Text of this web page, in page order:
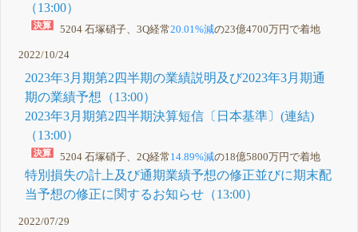
（13:00）
5204 石塚硝子、3Q経常20.01%減の23億4700万円で着地
2022/10/24
2023年3月期第2四半期の業績説明及び2023年3月期通
期の業績予想（13:00）
2023年3月期第2四半期決算短信〔日本基準〕(連結)
（13:00）
5204 石塚硝子、2Q経常14.89%減の18億5800万円で着地
特別損失の計上及び通期業績予想の修正並びに期末配
当予想の修正に関するお知らせ（13:00）
2022/07/29